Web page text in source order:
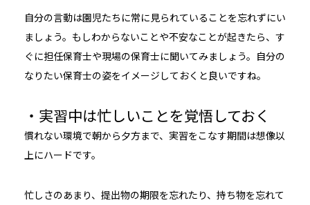
自分の言動は園児たちに常に見られていることを忘れずにい
ましょう。もしわからないことや不安なことが起きたら、す
ぐに担任保育士や現場の保育士に聞いてみましょう。自分の
なりたい保育士の姿をイメージしておくと良いですね。
・実習中は忙しいことを覚悟しておく
慣れない環境で朝から夕方まで、実習をこなす期間は想像以
上にハードです。
忙しさのあまり、提出物の期限を忘れたり、持ち物を忘れて